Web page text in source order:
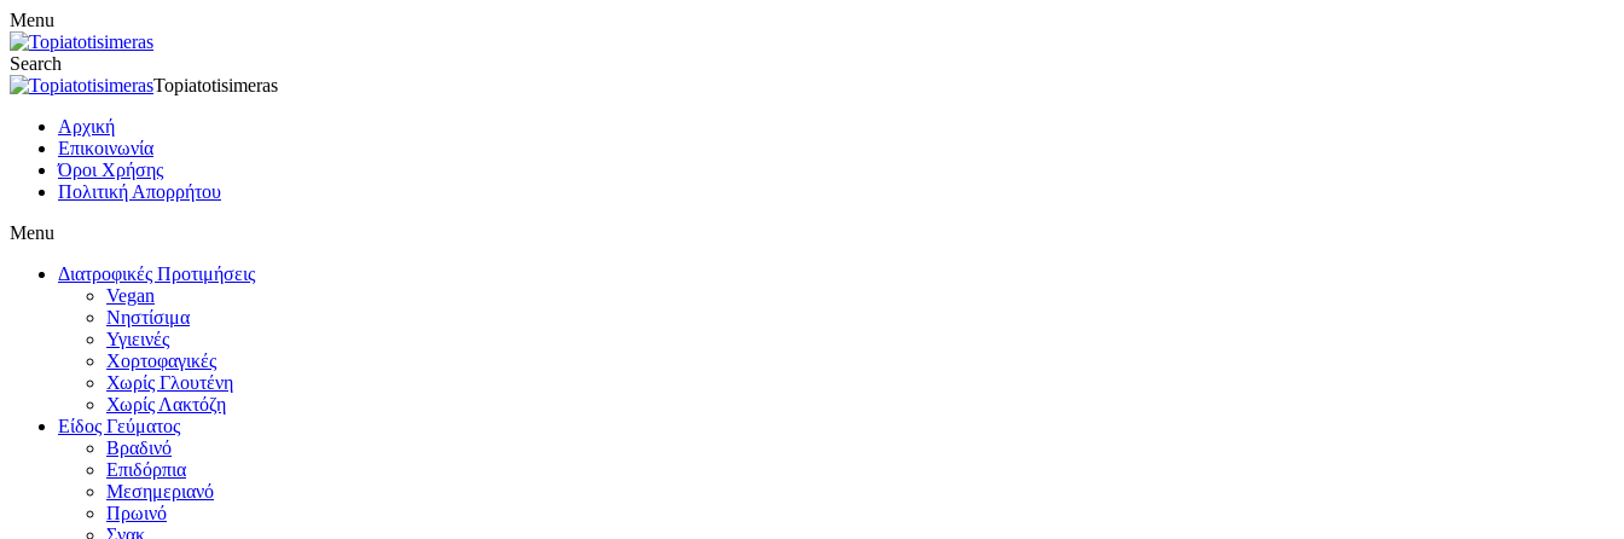
Menu
Search
Topiatotisimeras
Αρχική
Επικοινωνία
Όροι Χρήσης
Πολιτική Απορρήτου
Menu
Διατροφικές Προτιμήσεις
Vegan
Νηστίσιμα
Υγιεινές
Χορτοφαγικές
Χωρίς Γλουτένη
Χωρίς Λακτόζη
Είδος Γεύματος
Βραδινό
Επιδόρπια
Μεσημεριανό
Πρωινό
Σνακ